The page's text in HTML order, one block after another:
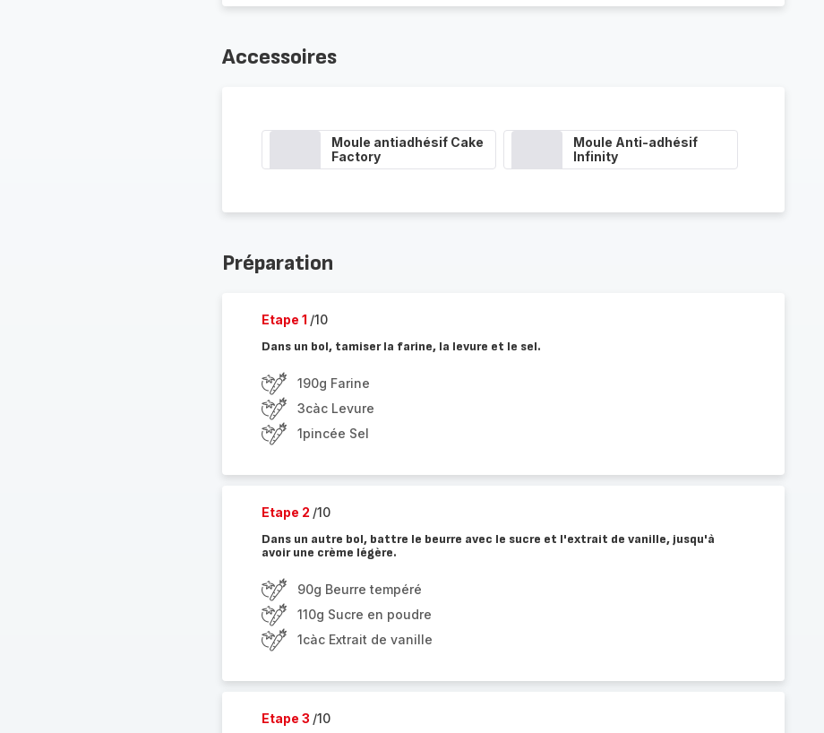
Accessoires
Moule antiadhésif Cake
Factory
Moule Anti-adhésif
Infinity
Préparation
Etape 1 /10
Dans un bol, tamiser la farine, la levure et le sel.
190g Farine
3càc Levure
1pincée Sel
Etape 2 /10
Dans un autre bol, battre le beurre avec le sucre et l'extrait de vanille, jusqu'à
avoir une crème légère.
90g Beurre tempéré
110g Sucre en poudre
1càc Extrait de vanille
Etape 3 /10